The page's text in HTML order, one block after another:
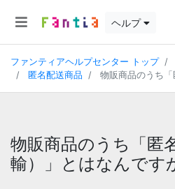
ヘルプ
ファンティアヘルプセンター トップ
匿名配送商品
物販商品のうち
物販商品のうち「匿
輸）」とはなんです